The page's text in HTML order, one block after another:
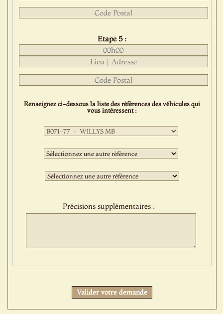
Etape 5 :
Renseignez ci-dessous la liste des références des véhicules qui
vous intéressent :
Première
sélection
:Deuxième
sélection
:Troisième
sélection
Précisions supplémentaires :
Valider votre demande